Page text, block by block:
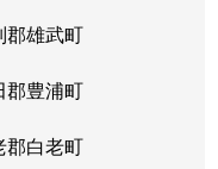
郡雄武町
郡豊浦町
郡白老町